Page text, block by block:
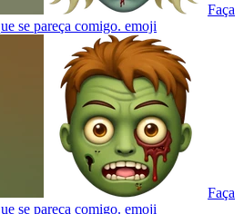
Faça
se pareça comigo. emoji
Faça
se pareça comigo. emoji